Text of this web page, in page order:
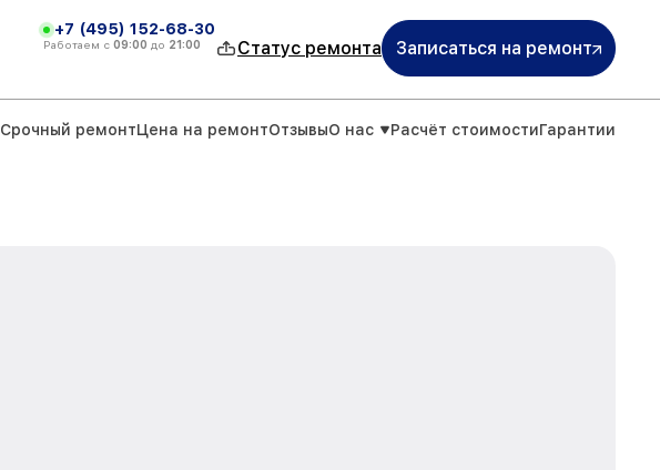
+7 (495) 152-68-30
Работаем с 09:00 до 21:00 Статус ремонта Записаться на ремонт
Срочный ремонтЦена на ремонтОтзывыО нас Расчёт стоимостиГарантии